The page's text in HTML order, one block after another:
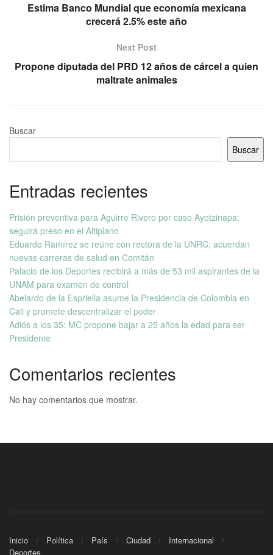
Estima Banco Mundial que economía mexicana
crecerá 2.5% este año
Next Post
Propone diputada del PRD 12 años de cárcel a quien
maltrate animales
Buscar
Buscar
Entradas recientes
Prisión preventiva para Aguirre Rivero por caso Ayotzinapa;
seguirá preso en el Altiplano
Eduardo Ramírez se reúne con rectora de la UNRC; acuerdan
nuevas carreras de salud en Comitán
Palacio de los Deportes recibirá a más de 53 mil aspirantes de la
UNAM para examen de control
Abelardo de la Espriella asume la Presidencia de Colombia en
Cali y promete descentralizar el poder
Adiós a los 35: MC propone bajar a 25 años la edad para ser
Presidente
Comentarios recientes
No hay comentarios que mostrar.
Inicio Política País Ciudad
Internacional
Deportes